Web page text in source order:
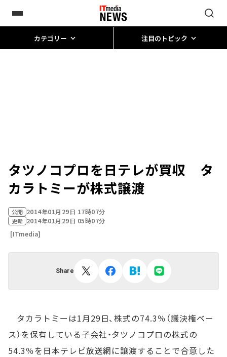
カテゴリー 注目のトピック
タツノコプロを日テレが買収 タ
カラトミーが株式譲渡
公開 2014年01月29日 17時07分
更新 2014年01月29日 05時07分
[ITmedia]
Share
タカラトミーは1月29日、株式の74.3％（議決権ベー
ス）を保有している子会社・タツノコプロの株式の
54.3％を日本テレビ放送網に譲渡することで合意した